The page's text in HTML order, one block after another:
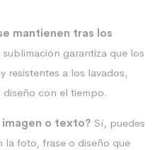
mantienen tras los
garantiza que los
resistentes a los lavados,
con el tiempo.
imagen o texto? Sí, puedes
la foto, frase o diseño que